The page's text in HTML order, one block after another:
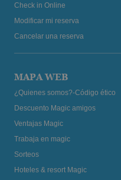
Check in Online
Modificar mi reserva
Cancelar una reserva
MAPA WEB
¿Quienes somos?-Código ético
Descuento Magic amigos
Ventajas Magic
Trabaja en magic
Sorteos
Hoteles & resort Magic